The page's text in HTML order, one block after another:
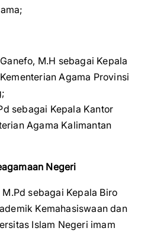
M.H sebagai Kepala
Agama Provinsi
sebagai Kepala Kantor
Agama Kalimantan
Negeri
sebagai Kepala Biro
Kemahasiswaan dan
Islam Negeri imam